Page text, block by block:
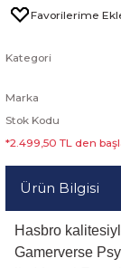
Kategori
Marka
Stok Kodu
*2.499,50 TL den
Ürün Bilgisi
Hasbro
Gamerverse